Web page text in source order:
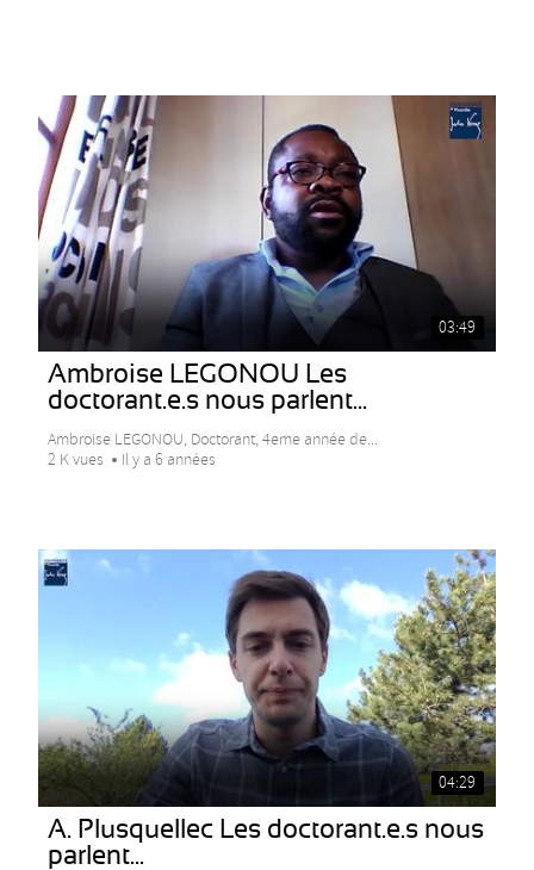
03:49
Ambroise LEGONOU Les
doctorant.e.s nous parlent...
Ambroise LEGONOU, Doctorant, 4eme année de...
2 K vues
Il y a 6 années
04:29
A. Plusquellec Les doctorant.e.s nous
parlent...